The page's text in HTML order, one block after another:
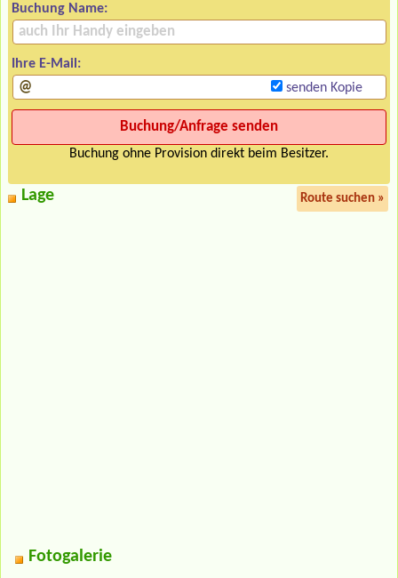
Buchung Name:
Ihre E-Mail:
senden Kopie
Buchung ohne Provision direkt beim Besitzer.
Lage Route suchen »
Fotogalerie